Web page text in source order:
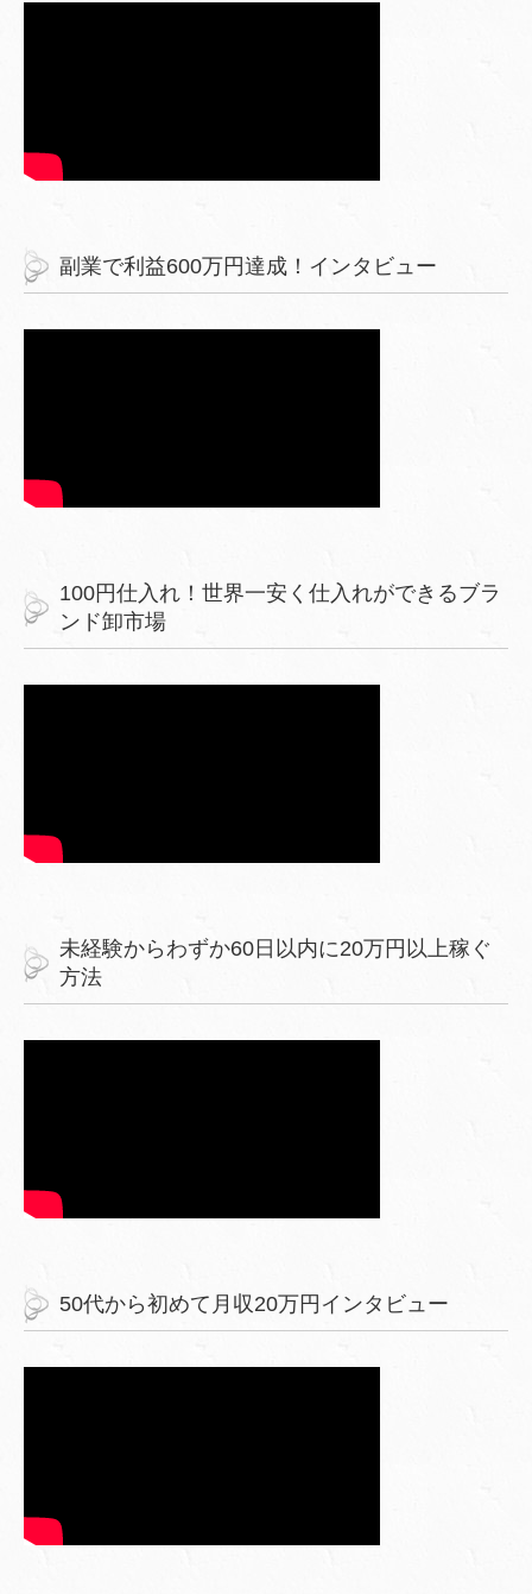
副業で利益600万円達成！インタビュー
100円仕入れ！世界一安く仕入れができるブラ
ンド卸市場
未経験からわずか60日以内に20万円以上稼ぐ
方法
50代から初めて月収20万円インタビュー